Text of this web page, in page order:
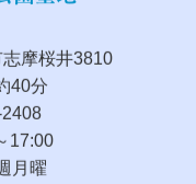
摩桜井3810
40分
2408
17:00
月曜